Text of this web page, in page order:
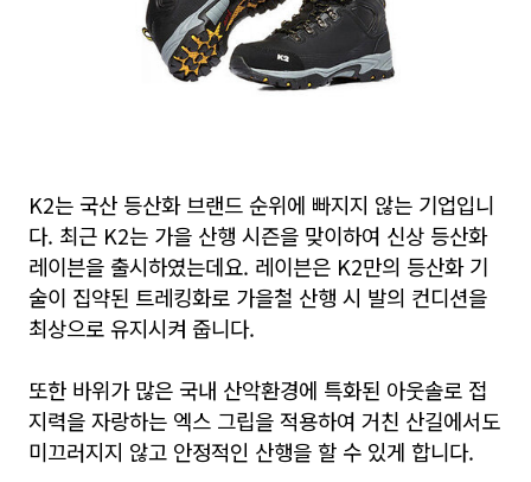
K2는 국산 등산화 브랜드 순위에 빠지지 않는 기업입니
다. 최근 K2는 가을 산행 시즌을 맞이하여 신상 등산화
레이븐을 출시하였는데요. 레이븐은 K2만의 등산화 기
술이 집약된 트레킹화로 가을철 산행 시 발의 컨디션을
최상으로 유지시켜 줍니다.
또한 바위가 많은 국내 산악환경에 특화된 아웃솔로 접
지력을 자랑하는 엑스 그립을 적용하여 거친 산길에서도
미끄러지지 않고 안정적인 산행을 할 수 있게 합니다.